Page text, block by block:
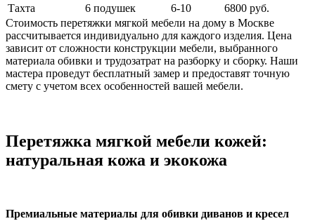
Тахта
6 подушек 6-10
6800 руб.
Стоимость перетяжки мягкой мебели на дому в Москве
рассчитывается индивидуально для каждого изделия. Цена
зависит от сложности конструкции мебели, выбранного
материала обивки и трудозатрат на разборку и сборку. Наши
мастера проведут бесплатный замер и предоставят точную
смету с учетом всех особенностей вашей мебели.
Перетяжка мягкой мебели кожей:
натуральная кожа и экокожа
Премиальные материалы для обивки диванов и кресел